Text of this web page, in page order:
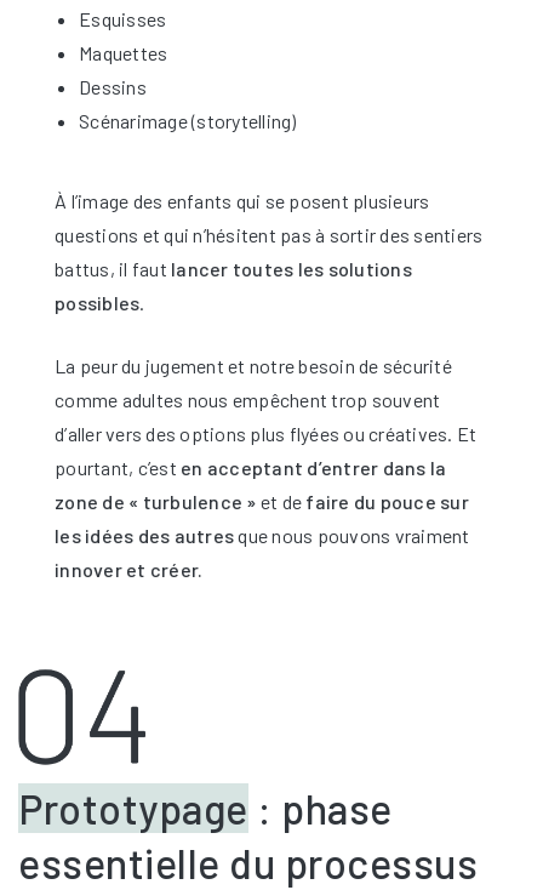
Esquisses
Maquettes
Dessins
Scénarimage (storytelling)
À l’image des enfants qui se posent plusieurs
questions et qui n’hésitent pas à sortir des sentiers
battus, il faut lancer toutes les solutions
possibles.
La peur du jugement et notre besoin de sécurité
comme adultes nous empêchent trop souvent
d’aller vers des options plus flyées ou créatives. Et
pourtant, c’est en acceptant d’entrer dans la
zone de « turbulence » et de faire du pouce sur
les idées des autresque nous pouvons vraiment
innover et créer.
Prototypage : phase
essentielle du processus